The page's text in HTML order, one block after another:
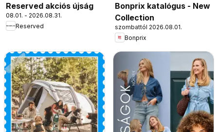
Reserved akciós újság
08.01. - 2026.08.31.
Reserved
Bonprix katalógus - New
Collection
szombattól 2026.08.01.
Bonprix